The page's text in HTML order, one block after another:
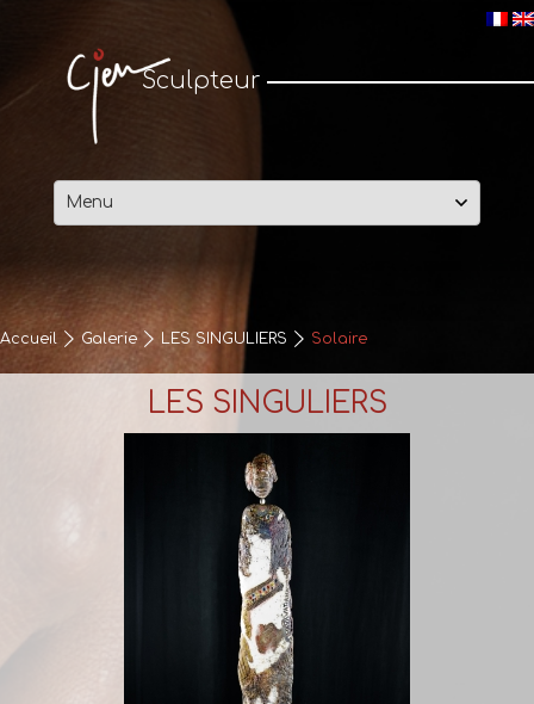
Sculpteur
Passer
au
Accueil Galerie LES SINGULIERS Solaire
LES SINGULIERS